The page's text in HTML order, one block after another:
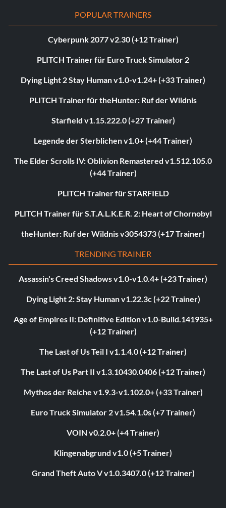
POPULAR TRAINERS
Cyberpunk 2077 v2.30 (+12 Trainer)
PLITCH Trainer für Euro Truck Simulator 2
Dying Light 2 Stay Human v1.0-v1.24+ (+33 Trainer)
PLITCH Trainer für theHunter: Ruf der Wildnis
Starfield v1.15.222.0 (+27 Trainer)
Legende der Sterblichen v1.0+ (+44 Trainer)
The Elder Scrolls IV: Oblivion Remastered v1.512.105.0
(+44 Trainer)
PLITCH Trainer für STARFIELD
PLITCH Trainer für S.T.A.L.K.E.R. 2: Heart of Chornobyl
theHunter: Ruf der Wildnis v3054373 (+17 Trainer)
TRENDING TRAINER
Assassin's Creed Shadows v1.0-v1.0.4+ (+23 Trainer)
Dying Light 2: Stay Human v1.22.3c (+22 Trainer)
Age of Empires II: Definitive Edition v1.0-Build.141935+
(+12 Trainer)
The Last of Us Teil I v1.1.4.0 (+12 Trainer)
The Last of Us Part II v1.3.10430.0406 (+12 Trainer)
Mythos der Reiche v1.9.3-v1.102.0+ (+33 Trainer)
Euro Truck Simulator 2 v1.54.1.0s (+7 Trainer)
VOIN v0.2.0+ (+4 Trainer)
Klingenabgrund v1.0 (+5 Trainer)
Grand Theft Auto V v1.0.3407.0 (+12 Trainer)